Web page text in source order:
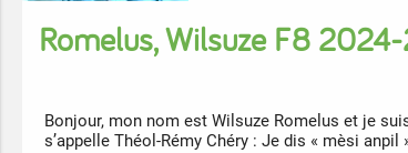
Romelus, Wilsuze F8
Bonjour, mon nom est Wilsuze Romelus et je
s’appelle Théol-Rémy Chéry : Je dis « mèsi